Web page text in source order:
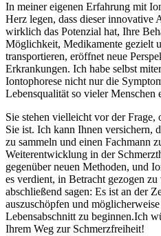
In meiner eigenen Erfahrung mit
Herz legen, ⁤dass dieser innovative
wirklich‍ das Potenzial hat, Ihre
Möglichkeit, Medikamente ⁣gezielt
transportieren, eröffnet neue
Erkrankungen. ​Ich⁣ habe selbst
Iontophorese nicht nur die
Lebensqualität so vieler Menschen
Sie stehen vielleicht vor der
Sie ist. Ich kann Ihnen versichern,
⁢zu ⁣sammeln und einen Fachmann
Weiterentwicklung in ⁢der
gegenüber​ neuen Methoden, und
es verdient, in Betracht gezogen
abschließend sagen: Es​ ist an der
auszuschöpfen und
Lebensabschnitt zu beginnen.Ich
Ihrem Weg⁤ zur Schmerzfreiheit!